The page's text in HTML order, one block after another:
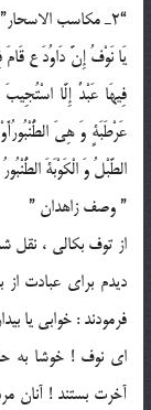
“2ـ مكاسب الاسحار”
يَا نَوْفُ إِنَّ دَاوُدَ ع
فِيهَا عَبْدٌ إِلَّا
عَرْطَبَةٍ وَ هِيَ
الطَّبْلُ وَ الْكَوْبَةَ
” وصف زاهدان ”
از توف بكالى ، نقل
ديدم براى عبادت
فرمودند : خوابى يا
اى نوف ! خوشا به
آخرت بستند ! آنان